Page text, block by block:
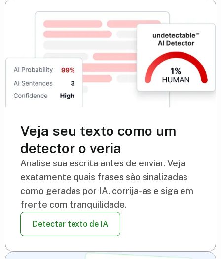
Veja seu texto como um
detector o veria
Analise sua escrita antes de enviar. Veja
exatamente quais frases são sinalizadas
como geradas por IA, corrija-as e siga em
frente com tranquilidade.
Detectar texto de IA